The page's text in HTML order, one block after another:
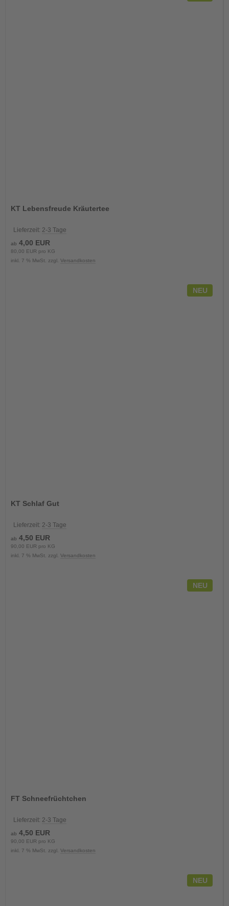
KT Lebensfreude Kräutertee
Lieferzeit: 2-3 Tage
ab 4,00 EUR
80,00 EUR pro KG
inkl. 7 % MwSt. zzgl. Versandkosten
NEU
KT Schlaf Gut
Lieferzeit: 2-3 Tage
ab 4,50 EUR
90,00 EUR pro KG
inkl. 7 % MwSt. zzgl. Versandkosten
NEU
FT Schneefrüchtchen
Lieferzeit: 2-3 Tage
ab 4,50 EUR
90,00 EUR pro KG
inkl. 7 % MwSt. zzgl. Versandkosten
NEU